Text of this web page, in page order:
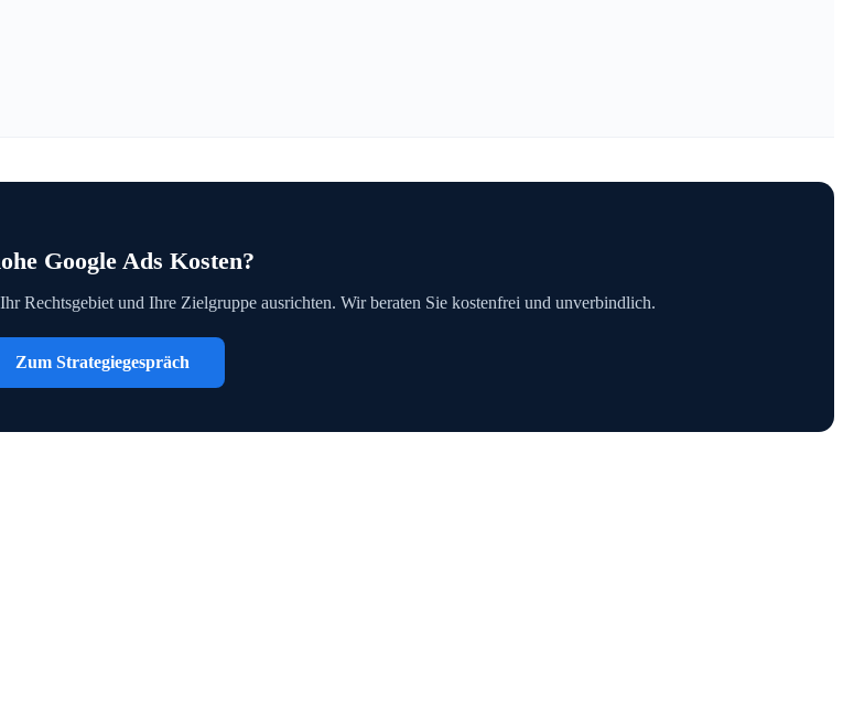
Google Ads Kosten?
Rechtsgebiet und Ihre Zielgruppe ausrichten. Wir beraten Sie kostenfrei und unverbindlich.
Zum Strategiegespräch